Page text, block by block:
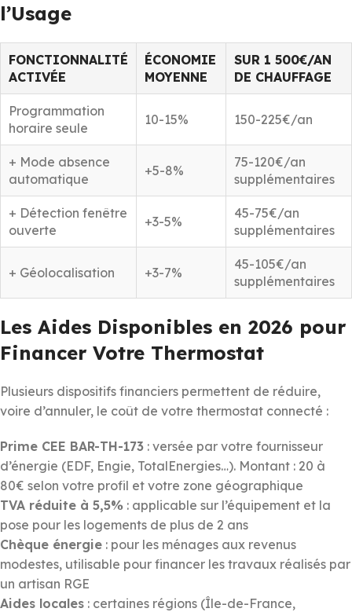
l’Usage
FONCTIONNALITÉ
ACTIVÉE
ÉCONOMIE
MOYENNE
SUR 1 500€/AN
DE CHAUFFAGE
Programmation
horaire seule
10-15% 150-225€/an
+ Mode absence
automatique
+5-8%
75-120€/an
supplémentaires
+ Détection fenêtre
ouverte
+3-5%
45-75€/an
supplémentaires
+ Géolocalisation +3-7%
45-105€/an
supplémentaires
Les Aides Disponibles en 2026 pour
Financer Votre Thermostat
Plusieurs dispositifs financiers permettent de réduire,
voire d’annuler, le coût de votre thermostat connecté :
Prime CEE BAR-TH-173 : versée par votre fournisseur
d’énergie (EDF, Engie, TotalEnergies…). Montant : 20 à
80€ selon votre profil et votre zone géographique
TVA réduite à 5,5% : applicable sur l’équipement et la
pose pour les logements de plus de 2 ans
Chèque énergie : pour les ménages aux revenus
modestes, utilisable pour financer les travaux réalisés par
un artisan RGE
Aides locales : certaines régions (Île-de-France,